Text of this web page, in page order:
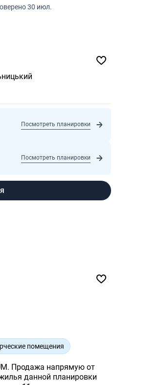
30 июл.
Посмотреть планировки
Посмотреть планировки
помещения
Продажа напрямую от